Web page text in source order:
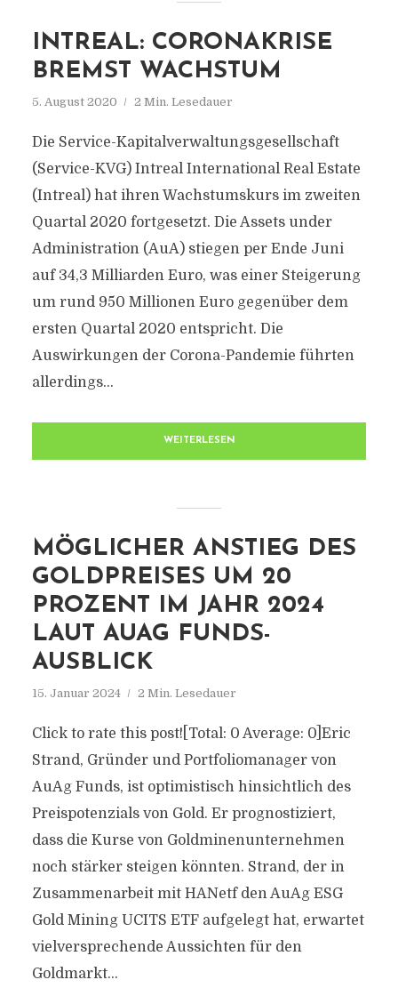
INTREAL: CORONAKRISE
BREMST WACHSTUM
5. August 2020 2 Min. Lesedauer
Die Service-Kapitalverwaltungsgesellschaft
(Service-KVG) Intreal International Real Estate
(Intreal) hat ihren Wachstumskurs im zweiten
Quartal 2020 fortgesetzt. Die Assets under
Administration (AuA) stiegen per Ende Juni
auf 34,3 Milliarden Euro, was einer Steigerung
um rund 950 Millionen Euro gegenüber dem
ersten Quartal 2020 entspricht. Die
Auswirkungen der Corona-Pandemie führten
allerdings...
WEITERLESEN
MÖGLICHER ANSTIEG DES
GOLDPREISES UM 20
PROZENT IM JAHR 2024
LAUT AUAG FUNDS-
AUSBLICK
15. Januar 2024 2 Min. Lesedauer
Click to rate this post![Total: 0 Average: 0]Eric
Strand, Gründer und Portfoliomanager von
AuAg Funds, ist optimistisch hinsichtlich des
Preispotenzials von Gold. Er prognostiziert,
dass die Kurse von Goldminenunternehmen
noch stärker steigen könnten. Strand, der in
Zusammenarbeit mit HANetf den AuAg ESG
Gold Mining UCITS ETF aufgelegt hat, erwartet
vielversprechende Aussichten für den
Goldmarkt...